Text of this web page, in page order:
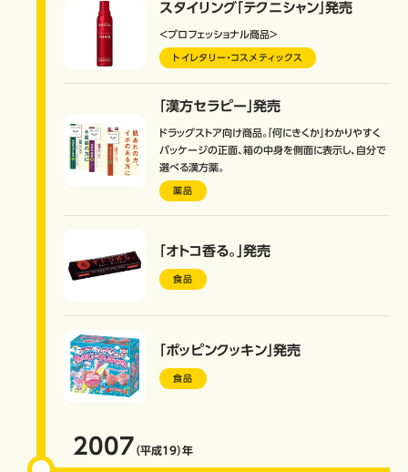
スタイリング「テクニシャン」発売
＜プロフェッショナル商品＞
トイレタリー・コスメティックス
「漢方セラピー」発売
ドラッグストア向け商品。「何にきくか」わかりやすく
パッケージの正面、箱の中身を側面に表示し、自分で
選べる漢方薬。
薬品
「オトコ香る。」発売
食品
「ポッピンクッキン」発売
食品
2007 （平成19）年